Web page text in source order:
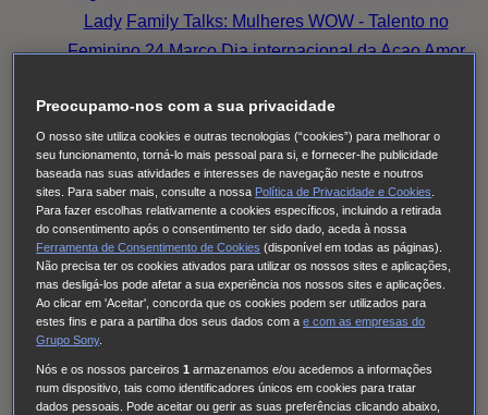
Lady Family Talks: Mulheres WOW - Talento no
Feminino 24 Março Dia internacional da AçaoAmor
Family Talks: Luta Rosa, Pensa Rosa (2025)
Fruto Proibido This City Is Ours Nine Bodies
HUDSON & REX Cobra Kai Family Talks: Silver
Generation O MEU NOME É FARAH THE
NARROW ROAD TO THE DEEP NORTH
Lola Long Bright RiverAlert Doutora Larsen Quarto
309 Red Eye High Country Family Talks: Luta Rosa,
Pensa Rosa (2024) Family Talks: Mulheres WOW
Homem Errado
Viola Come Il Mare Frente a Frente Family Talks:
Luta Rosa, Pensa Rosa (2023) Pássaro Sonhador
Preocupamo-nos com a sua privacidade
O nosso site utiliza cookies e outras tecnologias (“cookies”) para melhorar o
seu funcionamento, torná-lo mais pessoal para si, e fornecer-lhe publicidade
baseada nas suas atividades e interesses de navegação neste e noutros
sites. Para saber mais, consulte a nossa Política de Privacidade e Cookies
Para fazer escolhas relativamente a cookies específicos, incluindo a retirada
do consentimento após o consentimento ter sido dado, aceda à nossa
Ferramenta de Consentimento de Cookies (disponível em todas as páginas).
Não precisa ter os cookies ativados para utilizar os nossos sites e aplicações,
mas desligá-los pode afetar a sua experiência nos nossos sites e aplicações.
Ao clicar em 'Aceitar', concorda que os cookies podem ser utilizados para
estes fins e para a partilha dos seus dados com ae comas empresas do
Grupo Sony.
Nós e os nossos parceiros1 armazenamos e/ou acedemos a informações
num dispositivo, tais como identificadores únicos em cookies para tratar
dados pessoais. Pode aceitar ou gerir as suas preferências clicando abaixo,